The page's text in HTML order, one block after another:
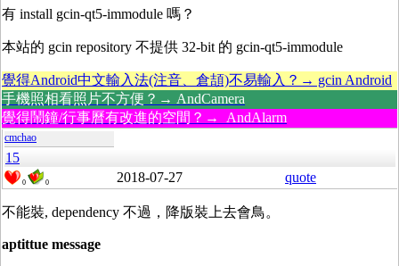
有 install gcin-qt5-immodule 嗎？
本站的 gcin repository 不提供 32-bit 的 gcin-qt5-immodule
覺得Android中文輸入法(注音、倉頡)不易輸入？→ gcin Android
手機照相看照片不方便？→ AndCamera
覺得鬧鐘/行事曆有改進的空間？→ AndAlarm
cmchao
15
0 0 2018-07-27 quote
不能裝, dependency 不過，降版裝上去會鳥。
aptittue message